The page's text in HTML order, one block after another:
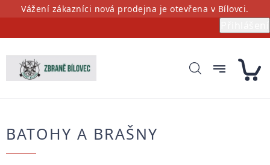
PřejítVážení zákazníci nová prodejna je otevřena v Bílovci.
BATOHY A BRAŠNY